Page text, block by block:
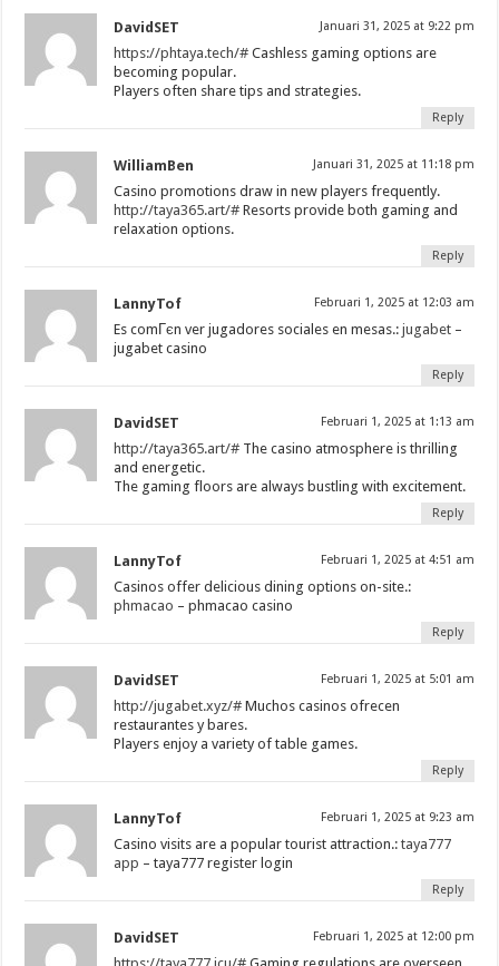
DavidSET Januari 31, 2025 at 9:22 pm
https://phtaya.tech/# Cashless gaming options are
becoming popular.
Players often share tips and strategies.
Reply
WilliamBen Januari 31, 2025 at 11:18 pm
Casino promotions draw in new players frequently.
http://taya365.art/# Resorts provide both gaming and
relaxation options.
Reply
LannyTof Februari 1, 2025 at 12:03 am
Es comГєn ver jugadores sociales en mesas.:jugabet –
jugabet casino
Reply
DavidSET Februari 1, 2025 at 1:13 am
http://taya365.art/# The casino atmosphere is thrilling
and energetic.
The gaming floors are always bustling with excitement.
Reply
LannyTof Februari 1, 2025 at 4:51 am
Casinos offer delicious dining options on-site.:
phmacao – phmacao casino
Reply
DavidSET Februari 1, 2025 at 5:01 am
http://jugabet.xyz/# Muchos casinos ofrecen
restaurantes y bares.
Players enjoy a variety of table games.
Reply
LannyTof Februari 1, 2025 at 9:23 am
Casino visits are a popular tourist attraction.:taya777
app – taya777 register login
Reply
DavidSET Februari 1, 2025 at 12:00 pm